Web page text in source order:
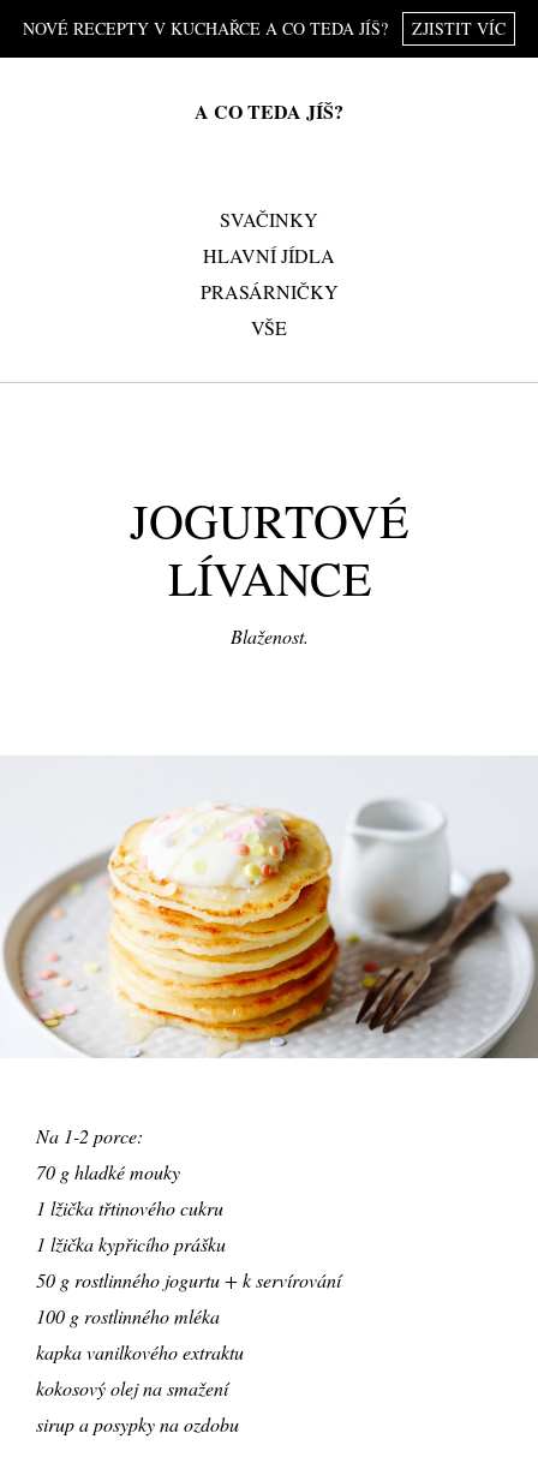
NOVÉ RECEPTY V KUCHAŘCE A CO TEDA JÍŠ? ZJISTIT VÍC
A CO TEDA JÍŠ?
SVAČINKY
HLAVNÍ JÍDLA
PRASÁRNIČKY
VŠE
JOGURTOVÉ
LÍVANCE
Blaženost.
Na 1-2 porce:
70 g hladké mouky
1 lžička třtinového cukru
1 lžička kypřicího prášku
50 g rostlinného jogurtu + k servírování
100 g rostlinného mléka
kapka vanilkového extraktu
kokosový olej na smažení
sirup a posypky na ozdobu